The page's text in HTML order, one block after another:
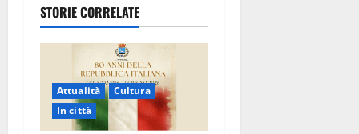
STORIE CORRELATE
Attualità
Cultura
In città